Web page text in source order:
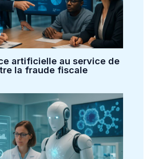
artificielle au service de
la fraude fiscale